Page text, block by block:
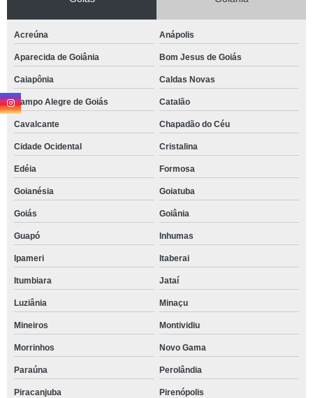
Acreúna Anápolis
Aparecida de Goiânia Bom Jesus de Goiás
Caiapônia Caldas Novas
Campo Alegre de Goiás Catalão
Cavalcante Chapadão do Céu
Cidade Ocidental Cristalina
Edéia Formosa
Goianésia Goiatuba
Goiás Goiânia
Guapó Inhumas
Ipameri Itaberai
Itumbiara Jataí
Luziânia Minaçu
Mineiros Montividiu
Morrinhos Novo Gama
Paraúna Perolândia
Piracanjuba Pirenópolis